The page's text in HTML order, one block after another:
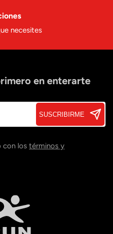
necesites
en enterarte
SUSCRIBIRME
con los términos y